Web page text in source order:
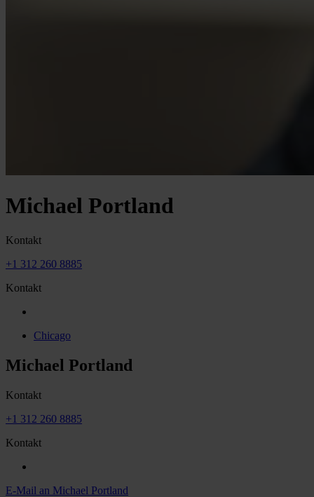
Michael Portland
Kontakt
+1 312 260 8885
Kontakt
Chicago
Michael Portland
Kontakt
+1 312 260 8885
Kontakt
E-Mail an Michael Portland